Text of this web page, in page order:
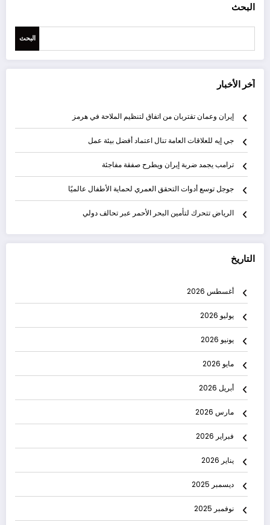
البحث
البحث
آخر الأخبار
إيران وعمان تقتربان من اتفاق لتنظيم الملاحة في هرمز
جي إيه للعلاقات العامة تنال اعتماد أفضل بيئة عمل
ترامب يجمد ضربة إيران ويطرح صفقة مفاجئة
جوجل توسع أدوات التحقق العمري لحماية الأطفال عالميًا
الرياض تتحرك لتأمين البحر الأحمر عبر تحالف دولي
التاريخ
أغسطس 2026
يوليو 2026
يونيو 2026
مايو 2026
أبريل 2026
مارس 2026
فبراير 2026
يناير 2026
ديسمبر 2025
نوفمبر 2025